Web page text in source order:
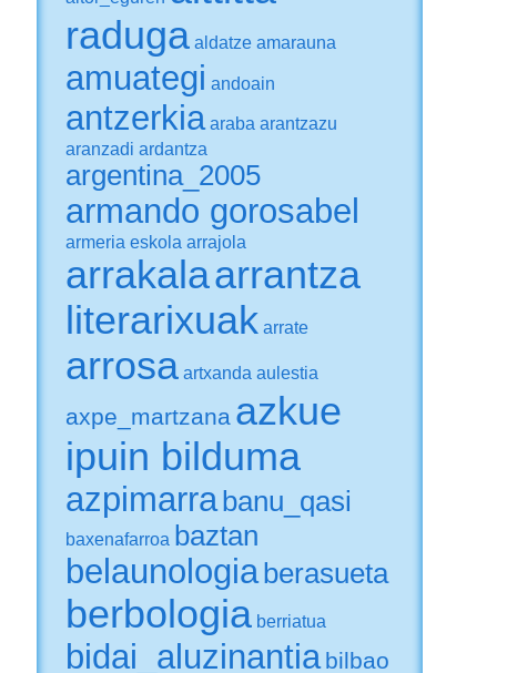
raduga aldatze amarauna
amuategi andoain
antzerkia araba arantzazu
aranzadi ardantza
argentina_2005
armando gorosabel
armeria eskola arrajola
arrakalaarrantza
literarixuak arrate
arrosa artxanda aulestia
axpe_martzana azkue
ipuin bilduma
azpimarra banu_qasi
baxenafarroa baztan
belaunologia berasueta
berbologia berriatua
bidai_aluzinantia bilbao